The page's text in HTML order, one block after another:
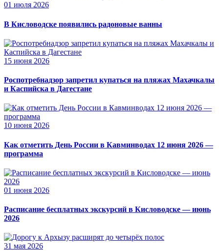
01 июля 2026
В Кисловодске появились радоновые ванны
15 июня 2026
Роспотребнадзор запретил купаться на пляжах Махачкалы
и Каспийска в Дагестане
10 июня 2026
Как отметить День России в Кавминводах 12 июня 2026 —
программа
01 июня 2026
Расписание бесплатных экскурсий в Кисловодске — июнь
2026
31 мая 2026